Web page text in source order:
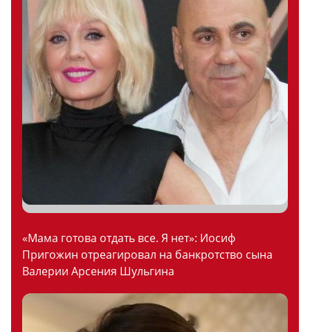
«Мама готова отдать все. Я нет»: Иосиф
Пригожин отреагировал на банкротство сына
Валерии Арсения Шульгина